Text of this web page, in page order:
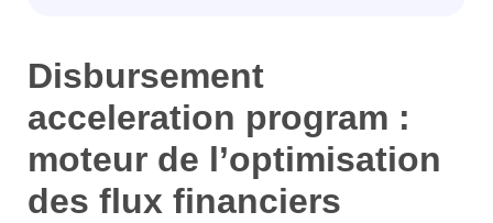
Disbursement
acceleration program :
moteur de l’optimisation
des flux financiers